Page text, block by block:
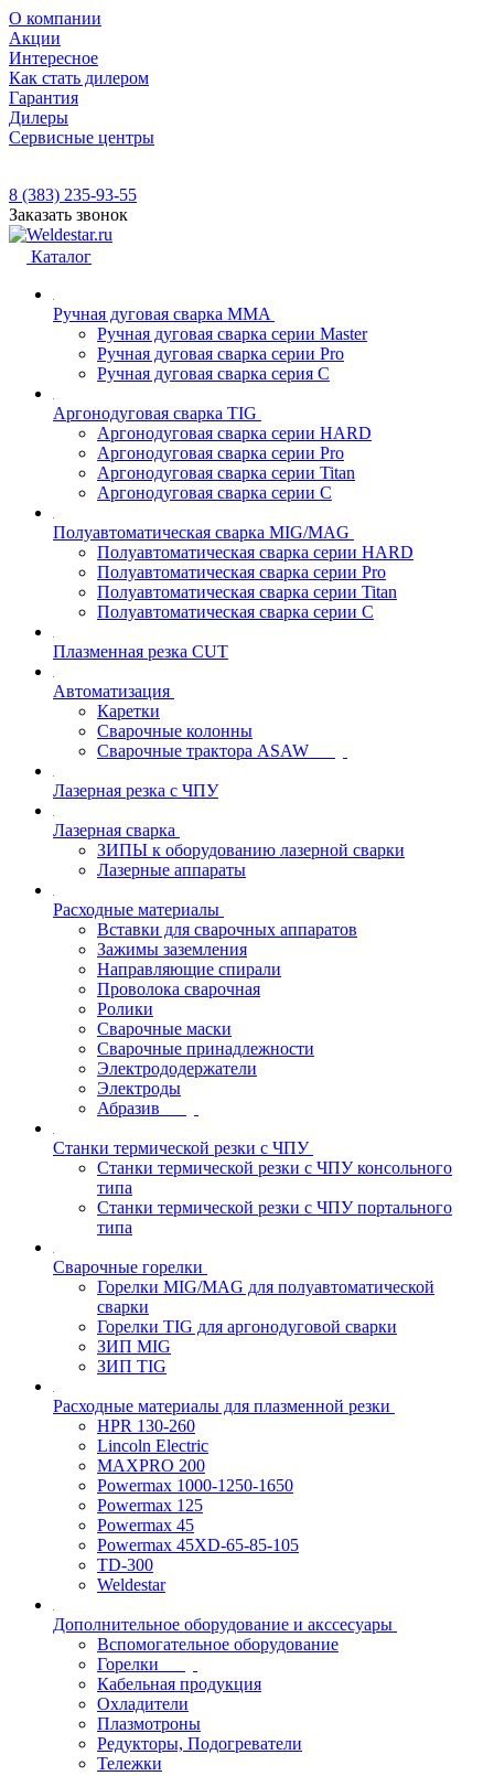
О компании
Акции
Интересное
Как стать дилером
Гарантия
Дилеры
Сервисные центры
8 (383) 235-93-55
Заказать звонок
Каталог
Ручная дуговая сварка MMA
Ручная дуговая сварка серии Master
Ручная дуговая сварка серии Pro
Ручная дуговая сварка серия С
Аргонодуговая сварка TIG
Аргонодуговая сварка серии HARD
Аргонодуговая сварка серии Pro
Аргонодуговая сварка серии Titan
Аргонодуговая сварка серии С
Полуавтоматическая сварка MIG/MAG
Полуавтоматическая сварка серии HARD
Полуавтоматическая сварка серии Pro
Полуавтоматическая сварка серии Titan
Полуавтоматическая сварка серии С
Плазменная резка CUT
Автоматизация
Каретки
Сварочные колонны
Сварочные трактора ASAW
Лазерная резка с ЧПУ
Лазерная сварка
ЗИПЫ к оборудованию лазерной сварки
Лазерные аппараты
Расходные материалы
Вставки для сварочных аппаратов
Зажимы заземления
Направляющие спирали
Проволока сварочная
Ролики
Сварочные маски
Сварочные принадлежности
Электрододержатели
Электроды
Абразив
Станки термической резки с ЧПУ
Станки термической резки с ЧПУ консольного
типа
Станки термической резки с ЧПУ портального
типа
Сварочные горелки
Горелки MIG/MAG для полуавтоматической
сварки
Горелки TIG для аргонодуговой сварки
ЗИП MIG
ЗИП TIG
Расходные материалы для плазменной резки
HPR 130-260
Lincoln Electric
MAXPRO 200
Powermax 1000-1250-1650
Powermax 125
Powermax 45
Powermax 45XD-65-85-105
TD-300
Weldestar
Дополнительное оборудование и акссесуары
Вспомогательное оборудование
Горелки
Кабельная продукция
Охладители
Плазмотроны
Редукторы, Подогреватели
Тележки